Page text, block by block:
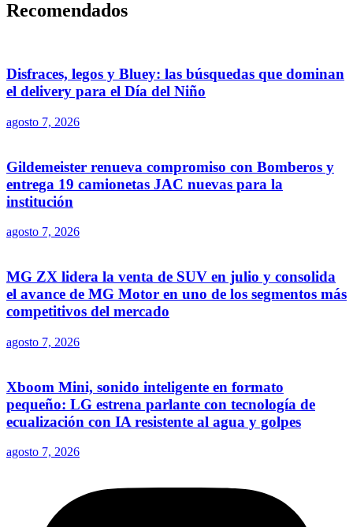
Recomendados
Disfraces, legos y Bluey: las búsquedas que dominan
el delivery para el Día del Niño
agosto 7, 2026
Gildemeister renueva compromiso con Bomberos y
entrega 19 camionetas JAC nuevas para la
institución
agosto 7, 2026
MG ZX lidera la venta de SUV en julio y consolida
el avance de MG Motor en uno de los segmentos más
competitivos del mercado
agosto 7, 2026
Xboom Mini, sonido inteligente en formato
pequeño: LG estrena parlante con tecnología de
ecualización con IA resistente al agua y golpes
agosto 7, 2026